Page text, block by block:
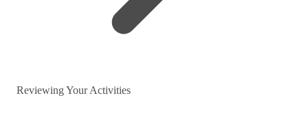
Reviewing Your Activities